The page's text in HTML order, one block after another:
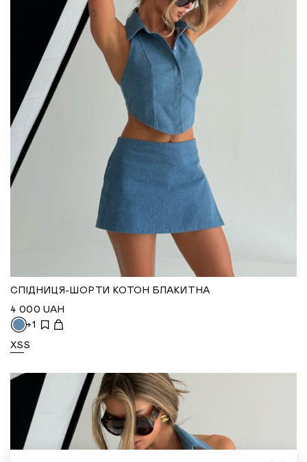
СПІДНИЦЯ-ШОРТИ КОТОН БЛАКИТНА
4 000 UAH
+1
XSS